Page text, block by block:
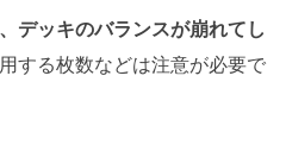
デッキのバランスが崩れてし
する枚数などは注意が必要で